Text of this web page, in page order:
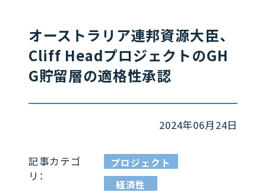
オーストラリア連邦資源大臣、
Cliff HeadプロジェクトのGH
G貯留層の適格性承認
2024年06月24日
記事カテゴ
リ：
プロジェクト
経済性